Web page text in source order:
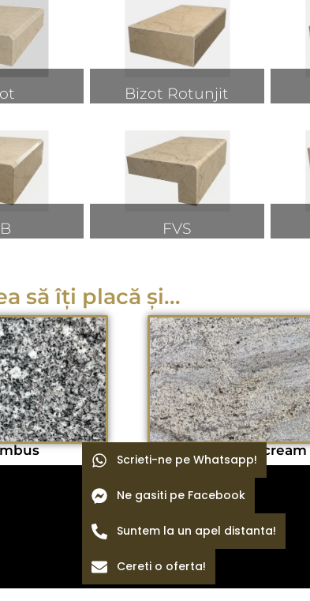
Bizot Rotunjit
FVS
să îți placă și...
Millennium cream
Termeni si conditii
Blog
Scrieti-ne pe Whatsapp!
Ne gasiti pe Facebook
Suntem la un apel distanta!
Cereti o oferta!